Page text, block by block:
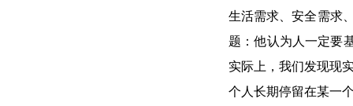
生活需求、安全需求
题：他认为人一定要
实际上，我们发现现
个人长期停留在某一